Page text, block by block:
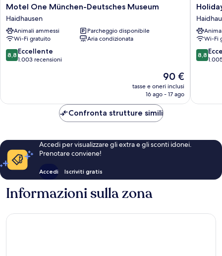
Motel
One
München-
Deutsches
Museum
Haidhausen
Motel One München-Deutsches Museum
Haidhausen
Animali ammessi
Parcheggio disponibile
Wi-Fi gratuito
Aria condizionata
8.8
su
8,8 Eccellente
1.003 recensioni
Il
prezzo
attuale
90 €
90 €
tasse e oneri inclusi
16 ago - 17 ago
Holiday
Inn
Munich
-
City
Centre
by
Wi-Fi
8.8
su
8,8
Confronta strutture simili
Accedi per visualizzare gli extra e gli sconti idonei.
Prenotare conviene!
Accedi Iscriviti gratis
Informazioni sulla zona